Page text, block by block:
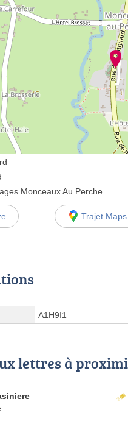
Monceaux Au Perche
Trajet Maps
A1H9I1
lettres à